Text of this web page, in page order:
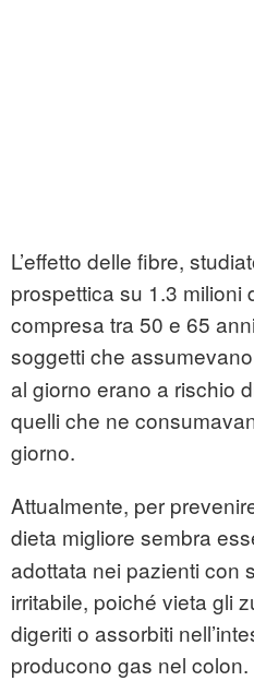
L’effetto delle fibre,
prospettica su 1.3 milioni
compresa tra 50 e 65
soggetti che
al giorno erano a rischio
quelli che ne
giorno.
Attualmente, per
dieta migliore sembra
adottata nei pazienti con
irritabile, poiché vieta gli
digeriti o assorbiti
producono gas nel colon.